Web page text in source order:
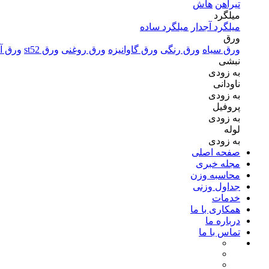
تیرآهن هاش
میلگرد
میلگرد آجدار میلگرد ساده
ورق
ورق سیاه ورق رنگی ورق گاوانیزه ورق روغنی ورق st52
ورق
نبشی
به زودی
ناودانی
به زودی
پروفیل
به زودی
لوله
به زودی
صفحه اصلی
مجله خبری
محاسبه وزن
جداول وزنی
خدمات
همکاری با ما
درباره ما
تماس با ما